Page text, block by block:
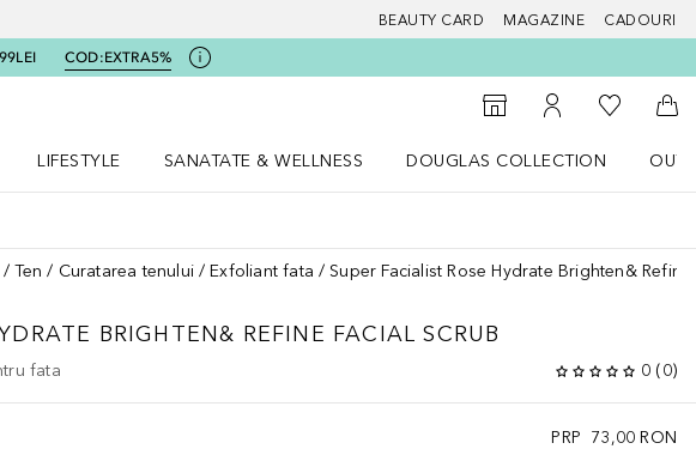
BEAUTY CARD MAGAZINE CADOURI
COD:EXTRA5%
pagina principală Douglas
Către Găsire magazin
Către Contul meu
Către
LIFESTYLE
SANATATE & WELLNESS
DOUGLAS COLLECTION
Ten Curatarea tenului Exfoliant fata Super Facialist Rose Hydrate Brighten& Refine
BRIGHTEN& REFINE FACIAL SCRUB
fata 0 (0)
PRP 73,00 RON